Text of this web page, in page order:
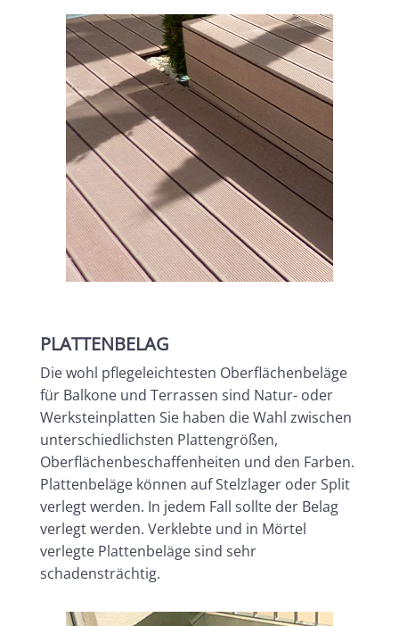
PLATTENBELAG
Die wohl pflegeleichtesten Oberflächenbeläge
für Balkone und Terrassen sind Natur- oder
Werksteinplatten Sie haben die Wahl zwischen
unterschiedlichsten Plattengrößen,
Oberflächenbeschaffenheiten und den Farben.
Plattenbeläge können auf Stelzlager oder Split
verlegt werden. In jedem Fall sollte der Belag
verlegt werden. Verklebte und in Mörtel
verlegte Plattenbeläge sind sehr
schadensträchtig.